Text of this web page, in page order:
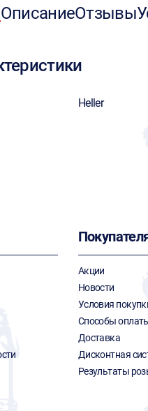
ОписаниеОтзывы
Heller
Акции
Новости
Условия
Способы
Доставка
Дисконтная
Результаты